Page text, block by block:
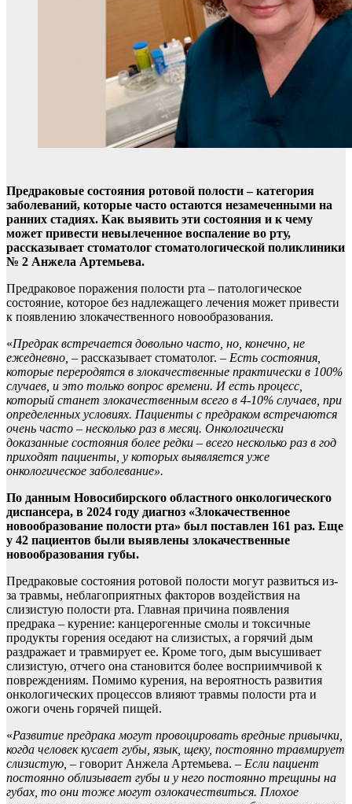
Предраковые состояния ротовой полости – категория
заболеваний, которые часто остаются незамеченными на
ранних стадиях. Как выявить эти состояния и к чему
может привести невылеченное воспаление во рту,
рассказывает стоматолог стоматологической поликлиники
№ 2 Анжела Артемьева.
Предраковое поражения полости рта – патологическое
состояние, которое без надлежащего лечения может привести
к появлению злокачественного новообразования.
«Предрак встречается довольно часто, но, конечно, не
ежедневно, – рассказывает стоматолог. – Есть состояния,
которые переродятся в злокачественные практически в 100%
случаев, и это только вопрос времени. И есть процесс,
который станет злокачественным всего в 4-10% случаев, при
определенных условиях. Пациенты с предраком встречаются
очень часто – несколько раз в месяц. Онкологически
доказанные состояния более редки – всего несколько раз в год
приходят пациенты, у которых выявляется уже
онкологическое заболевание».
По данным Новосибирского областного онкологического
диспансера, в 2024 году диагноз «Злокачественное
новообразование полости рта» был поставлен 161 раз. Еще
у 42 пациентов были выявлены злокачественные
новообразования губы.
Предраковые состояния ротовой полости могут развиться из-
за травмы, неблагоприятных факторов воздействия на
слизистую полости рта. Главная причина появления
предрака – курение: канцерогенные смолы и токсичные
продукты горения оседают на слизистых, а горячий дым
раздражает и травмирует ее. Кроме того, дым высушивает
слизистую, отчего она становится более восприимчивой к
повреждениям. Помимо курения, на вероятность развития
онкологических процессов влияют травмы полости рта и
ожоги очень горячей пищей.
«Развитие предрака могут провоцировать вредные привычки,
когда человек кусает губы, язык, щеку, постоянно травмирует
слизистую, – говорит Анжела Артемьева. – Если пациент
постоянно облизывает губы и у него постоянно трещины на
губах, то они тоже могут озлокачествиться. Плохое